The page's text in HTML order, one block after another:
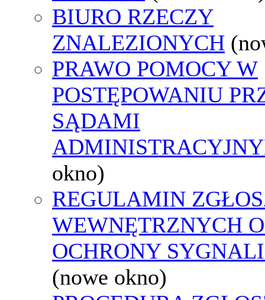
BIURO RZECZY
ZNALEZIONYCH
PRAWO POMOCY W
POSTĘPOWANIU
SĄDAMI
okno)
REGULAMIN
WEWNĘTRZNYCH
OCHRONY
(nowe okno)